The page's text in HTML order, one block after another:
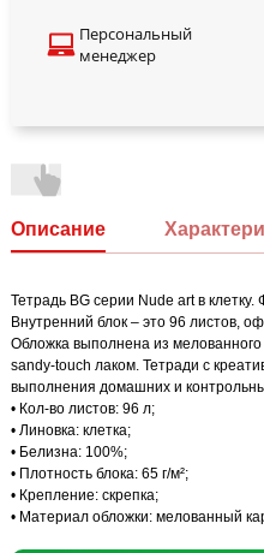
Персональный
менеджер
Описание
Тетрадь BG серии Nude art в
Внутренний блок – это 96 листов,
Обложка выполнена из
sandy-touch лаком. Тетради с
выполнения домашних и
• Кол-во листов: 96 л;
• Линовка: клетка;
• Белизна: 100%;
• Плотность блока: 65 г/м²;
• Крепление: скрепка;
• Материал обложки: мелованный